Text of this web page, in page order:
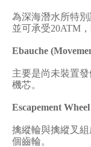
為深海潛水所特
並可承受20ATM
Ebauche
主要是尚未裝置
機芯。
Escapement Wheel
擒縱輪與擒縱叉
個齒輪。